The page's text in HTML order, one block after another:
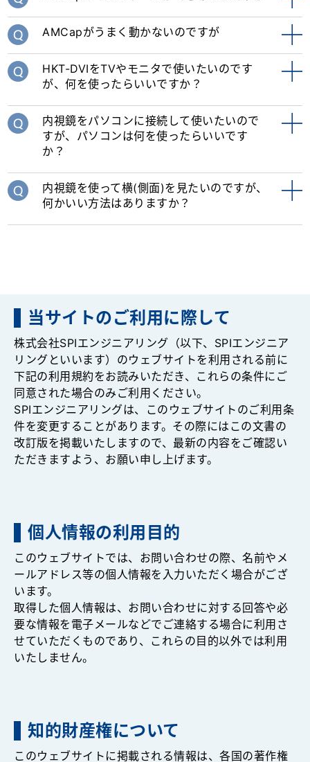
AMCapがうまく動かないのですが
HKT-DVIをTVやモニタで使いたいのです
が、何を使ったらいいですか？
内視鏡をパソコンに接続して使いたいので
すが、パソコンは何を使ったらいいです
か？
内視鏡を使って横(側面)を見たいのですが、
何かいい方法はありますか？
当サイトのご利用に際して
株式会社SPIエンジニアリング（以下、SPIエンジニア
リングといいます）のウェブサイトを利用される前に
下記の利用規約をお読みいただき、これらの条件にご
同意された場合のみご利用ください。
SPIエンジニアリングは、このウェブサイトのご利用条
件を変更することがあります。その際にはこの文書の
改訂版を掲載いたしますので、最新の内容をご確認い
ただきますよう、お願い申し上げます。
個人情報の利用目的
このウェブサイトでは、お問い合わせの際、名前やメ
ールアドレス等の個人情報を入力いただく場合がござ
います。
取得した個人情報は、お問い合わせに対する回答や必
要な情報を電子メールなどでご連絡する場合に利用さ
せていただくものであり、これらの目的以外では利用
いたしません。
知的財産権について
このウェブサイトに掲載される情報は、各国の著作権